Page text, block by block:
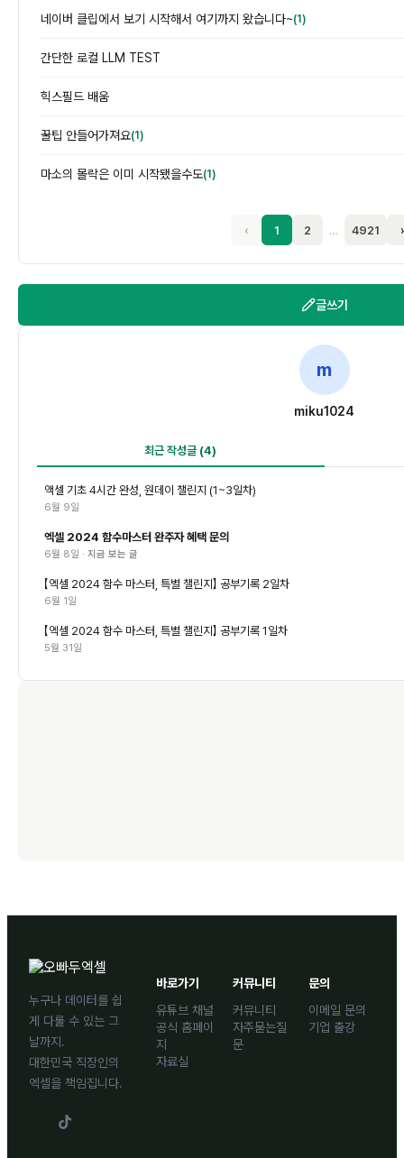
네이버 클립에서 보기 시작해서 여기까지 왔습니다~(1)
간단한 로컬 LLM TEST
힉스필드 배움
꿀팁 안들어가져요(1)
마소의 몰락은 이미 시작됐을수도(1)
‹ 1 2 … 4921 ›
글쓰기
m
miku1024
최근 작성글 (4)
액셀 기초 4시간 완성, 원데이 챌린지 (1~3일차)
6월 9일
엑셀 2024 함수마스터 완주자 혜택 문의
6월 8일 · 지금 보는 글
【엑셀 2024 함수 마스터, 특별 챌린지】 공부기록 2일차
6월 1일
【엑셀 2024 함수 마스터, 특별 챌린지】 공부기록 1일차
5월 31일
누구나 데이터를 쉽
게 다룰 수 있는 그
날까지.
대한민국 직장인의
엑셀을 책임집니다.
바로가기
유튜브 채널
공식 홈페이
지
자료실
커뮤니티
커뮤니티
자주묻는질
문
문의
이메일 문의
기업 출강